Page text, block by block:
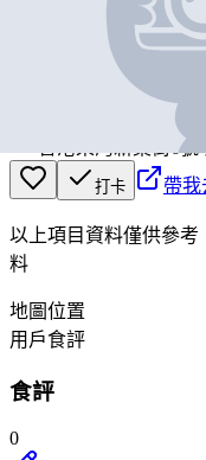
The Tiffany Blue Box Cafe
香港柴灣新業街6號
打卡 帶我
以上項目資料僅供參考
料
地圖位置
用戶食評
食評
0